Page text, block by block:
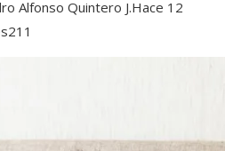
Alfonso Quintero J.Hace 12
211